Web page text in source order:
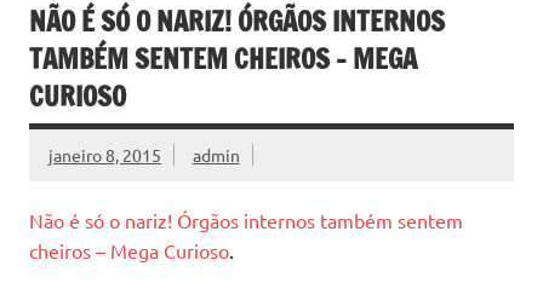
NÃO É SÓ O NARIZ! ÓRGÃOS INTERNOS
TAMBÉM SENTEM CHEIROS – MEGA
CURIOSO
janeiro 8, 2015 admin
Não é só o nariz! Órgãos internos também sentem
cheiros – Mega Curioso